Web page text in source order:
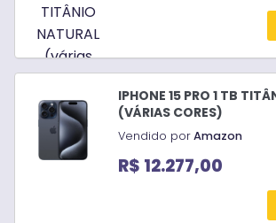
IPHONE 15 PRO 1 TB
(VÁRIAS CORES)
Vendido porAmazon
R$ 12.277,00